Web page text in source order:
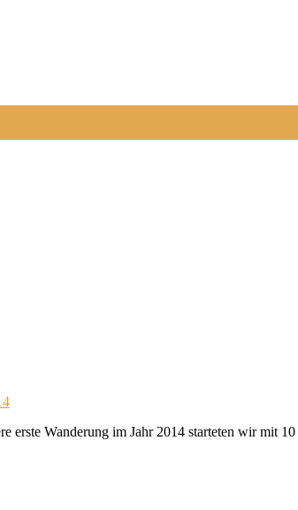
erste Wanderung im Jahr 2014 starteten wir mit